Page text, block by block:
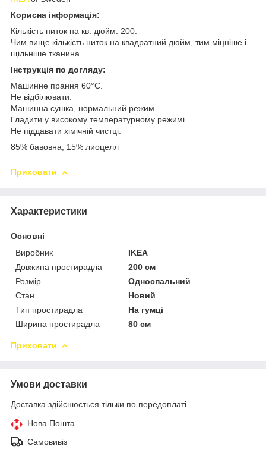
Корисна інформація:
Кількість ниток на кв. дюйм: 200.
Чим вище кількість ниток на квадратний дюйм, тим міцніше і
щільніше тканина.
Інструкція по догляду:
Машинне прання 60°С.
Не відбілювати.
Машинна сушка, нормальний режим.
Гладити у високому температурному режимі.
Не піддавати хімічній чистці.
85% бавовна, 15% лиоцелл
Приховати
Характеристики
Основні
Виробник
IKEA
Довжина простирадла
200 см
Розмір
Односпальний
Стан
Новий
Тип простирадла
На гумці
Ширина простирадла
80 см
Приховати
Умови доставки
Доставка здійснюється тільки по передоплаті.
Нова Пошта
Самовивіз